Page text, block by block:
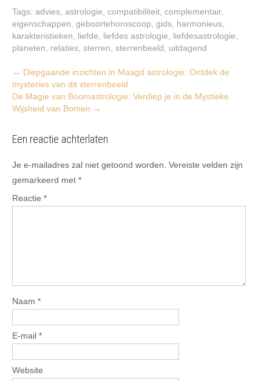
Tags: advies astrologie compatibiliteit complementair,
eigenschappen geboortehoroscoop gids harmonieus
karakteristieken
liefde liefdes astrologie liefdesastrologie
planeten
relaties sterren sterrenbeeld uitdagend
Post
navigation
← Diepgaande inzichten in Maagd astrologie: Ontdek de
mysteries van dit sterrenbeeld
De Magie van Boomastrologie: Verdiep je in de Mystieke
Wijsheid van Bomen →
Een reactie achterlaten
Je e-mailadres zal niet getoond worden. Vereiste velden zijn
gemarkeerd met *
Reactie *
Naam *
E-mail *
Website